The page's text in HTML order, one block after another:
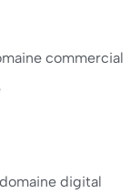
commercial
digital